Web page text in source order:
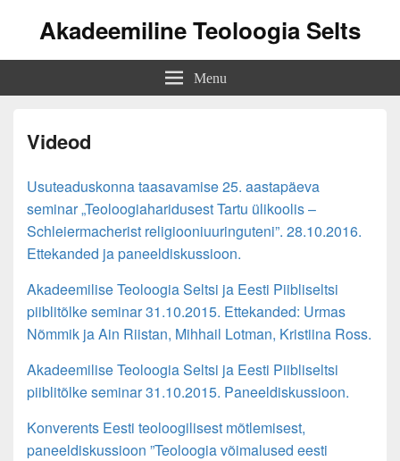
Akadeemiline Teoloogia Selts
Menu
Videod
Usuteaduskonna taasavamise 25. aastapäeva
seminar „Teoloogiaharidusest Tartu ülikoolis –
Schleiermacherist religiooniuuringuteni”. 28.10.2016.
Ettekanded ja paneeldiskussioon.
Akadeemilise Teoloogia Seltsi ja Eesti Piibliseltsi
piiblitõlke seminar 31.10.2015. Ettekanded: Urmas
Nõmmik ja Ain Riistan, Mihhail Lotman, Kristiina Ross.
Akadeemilise Teoloogia Seltsi ja Eesti Piibliseltsi
piiblitõlke seminar 31.10.2015. Paneeldiskussioon.
Konverents Eesti teoloogilisest mõtlemisest,
paneeldiskussioon ”Teoloogia võimalused eesti